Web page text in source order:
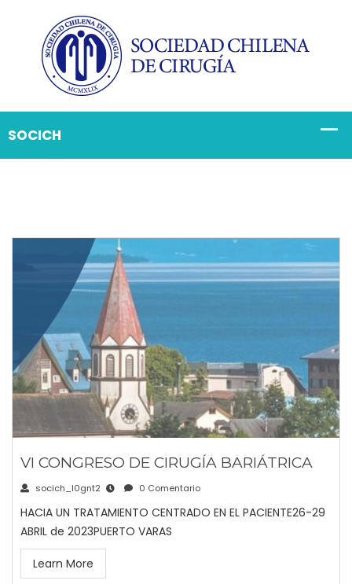
VI CONGRESO DE CIRUGÍA BARIÁTRICA
socich_l0gnt2 0 Comentario
HACIA UN TRATAMIENTO CENTRADO EN EL PACIENTE26-29
ABRIL de 2023PUERTO VARAS
Learn More